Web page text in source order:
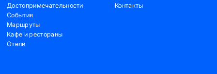
Достопримечательности
События
Маршруты
Кафе и рестораны
Отели
Контакты